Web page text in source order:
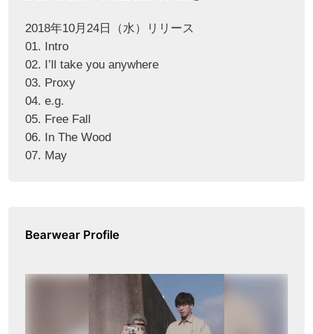
2018年10月24日（水）リリース
01. Intro
02. I’ll take you anywhere
03. Proxy
04. e.g.
05. Free Fall
06. In The Wood
07. May
Bearwear Profile